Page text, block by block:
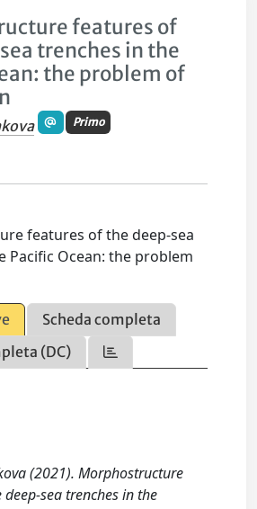
features of
trenches in the
the problem of
Primo
features of the deep-sea
Pacific Ocean: the problem
Scheda completa
(DC)
(2021). Morphostructure
sea trenches in the